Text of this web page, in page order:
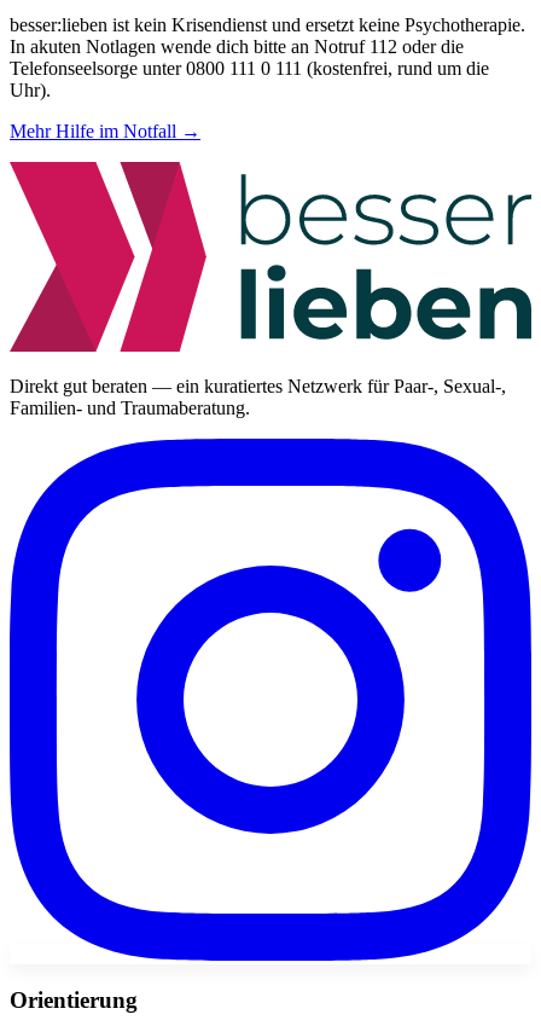
besser:lieben ist kein Krisendienst und ersetzt keine Psychotherapie.
In akuten Notlagen wende dich bitte an Notruf 112 oder die
Telefonseelsorge unter 0800 111 0 111 (kostenfrei, rund um die
Uhr).
Mehr Hilfe im Notfall →
Direkt gut beraten — ein kuratiertes Netzwerk für Paar-, Sexual-,
Familien- und Traumaberatung.
Orientierung